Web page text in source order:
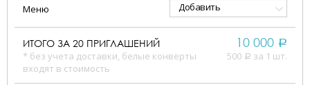
Меню Добавить
ИТОГО ЗА 20 ПРИГЛАШЕНИЙ
* без учета доставки, белые конверты
входят в стоимость
10 000 a
500 a за 1 шт.